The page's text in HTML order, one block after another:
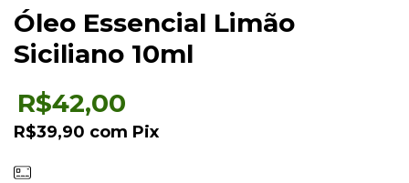
Óleo Essencial Limão
Siciliano 10ml
R$42,00
R$39,90 com Pix